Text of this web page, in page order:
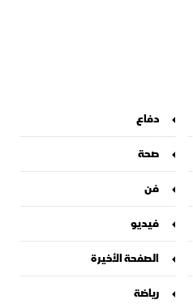
دفاع
صحة
فن
فيديو
الصفحة الأخيرة
رياضة